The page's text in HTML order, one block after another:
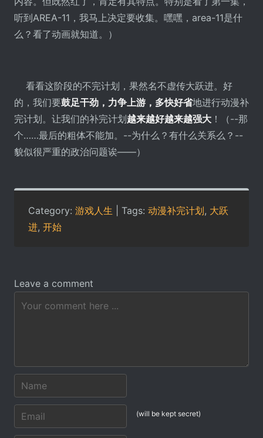
听到AREA-11，我马上决定要收集。嘿嘿，area-11是什
么？看了动画就知道。）
看看这阶段的不完计划，果然名不虚传大跃进。好
的，我们要鼓足干劲，力争上游，多快好省地进行动漫补
完计划。让我们的补完计划越来越好越来越强大 ！（--那
个……最后的粗体不能加。--为什么？有什么关系么？--
貌似很严重的政治问题诶――）
Category: 游戏人生 | Tags: 动漫补完计划, 大跃
进, 开始
Leave a comment
(will be kept secret)